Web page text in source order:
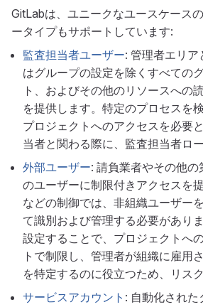
GitLabは、ユニークなユースケース
ータイプもサポートしています:
監査担当者ユーザー: 管理者エリア
はグループの設定を除くすべての
ト、およびその他のリソースへの
を提供します。特定のプロセスを
プロジェクトへのアクセスを必要
当者と関わる際に、監査担当者ロ
外部ユーザー: 請負業者やその他
のユーザーに制限付きアクセスを
などの制御では、非組織ユーザー
て識別および管理する必要があり
設定することで、プロジェクトへ
トで制限し、管理者が組織に雇用
を特定するのに役立つため、リス
サービスアカウント : 自動化された